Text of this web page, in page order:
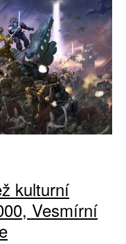
kulturní
Vesmírní